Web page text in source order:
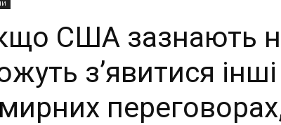
США зазнають
з’явитися